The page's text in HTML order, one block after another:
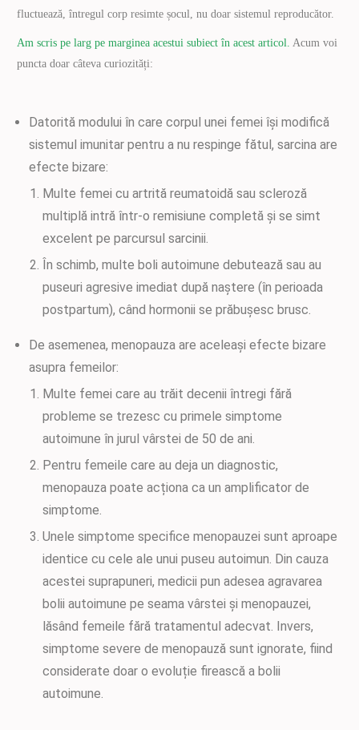
fluctuează, întregul corp resimte șocul, nu doar sistemul reproducător.
Am scris pe larg pe marginea acestui subiect în acest articol. Acum voi
puncta doar câteva curiozități:
Datorită modului în care corpul unei femei își modifică
sistemul imunitar pentru a nu respinge fătul, sarcina are
efecte bizare:
Multe femei cu artrită reumatoidă sau scleroză
multiplă intră într-o remisiune completă și se simt
excelent pe parcursul sarcinii.
În schimb, multe boli autoimune debutează sau au
puseuri agresive imediat după naștere (în perioada
postpartum), când hormonii se prăbușesc brusc.
De asemenea, menopauza are aceleași efecte bizare
asupra femeilor:
Multe femei care au trăit decenii întregi fără
probleme se trezesc cu primele simptome
autoimune în jurul vârstei de 50 de ani.
Pentru femeile care au deja un diagnostic,
menopauza poate acționa ca un amplificator de
simptome.
Unele simptome specifice menopauzei sunt aproape
identice cu cele ale unui puseu autoimun. Din cauza
acestei suprapuneri, medicii pun adesea agravarea
bolii autoimune pe seama vârstei și menopauzei,
lăsând femeile fără tratamentul adecvat. Invers,
simptome severe de menopauză sunt ignorate, fiind
considerate doar o evoluție firească a bolii
autoimune.